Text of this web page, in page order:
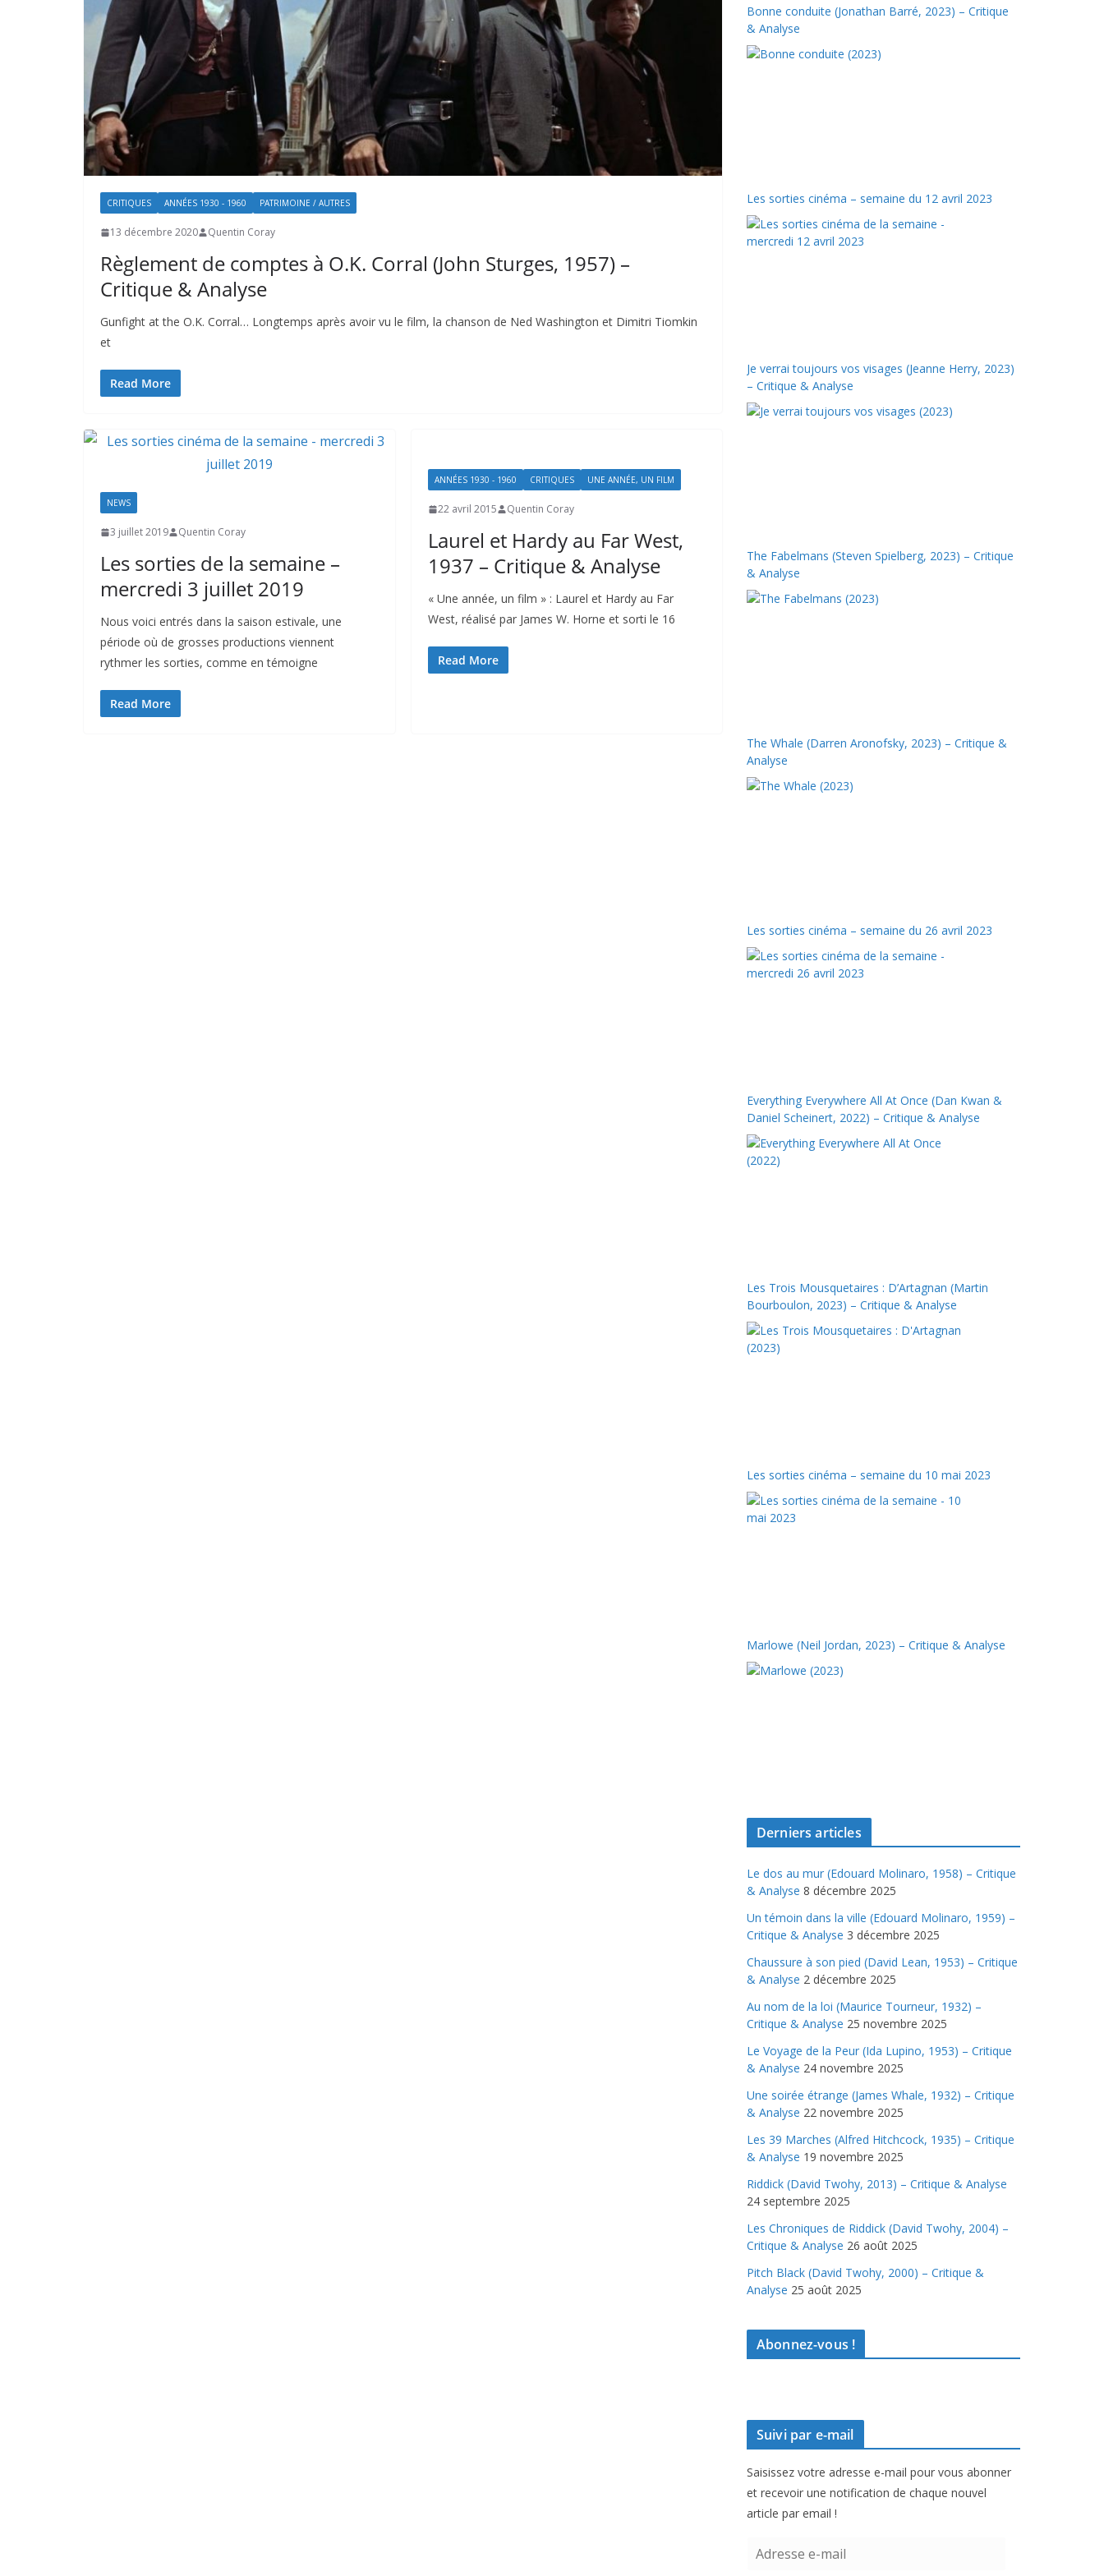
CRITIQUES ANNÉES 1930 - 1960 PATRIMOINE / AUTRES
13 décembre 2020 Quentin Coray
Règlement de comptes à O.K. Corral (John Sturges, 1957) –
Critique & Analyse
Gunfight at the O.K. Corral… Longtemps après avoir vu le film, la chanson de Ned Washington et Dimitri Tiomkin
et
Read More
NEWS
3 juillet 2019 Quentin Coray
Les sorties de la semaine –
mercredi 3 juillet 2019
Nous voici entrés dans la saison estivale, une
période où de grosses productions viennent
rythmer les sorties, comme en témoigne
Read More
ANNÉES 1930 - 1960 CRITIQUES UNE ANNÉE, UN FILM
22 avril 2015 Quentin Coray
Laurel et Hardy au Far West,
1937 – Critique & Analyse
« Une année, un film » : Laurel et Hardy au Far
West, réalisé par James W. Horne et sorti le 16
Read More
Bonne conduite (Jonathan Barré, 2023) – Critique
& Analyse
Les sorties cinéma – semaine du 12 avril 2023
Je verrai toujours vos visages (Jeanne Herry, 2023)
– Critique & Analyse
The Fabelmans (Steven Spielberg, 2023) – Critique
& Analyse
The Whale (Darren Aronofsky, 2023) – Critique &
Analyse
Les sorties cinéma – semaine du 26 avril 2023
Everything Everywhere All At Once (Dan Kwan &
Daniel Scheinert, 2022) – Critique & Analyse
Les Trois Mousquetaires : D’Artagnan (Martin
Bourboulon, 2023) – Critique & Analyse
Les sorties cinéma – semaine du 10 mai 2023
Marlowe (Neil Jordan, 2023) – Critique & Analyse
Derniers articles
Le dos au mur (Edouard Molinaro, 1958) – Critique
& Analyse 8 décembre 2025
Un témoin dans la ville (Edouard Molinaro, 1959) –
Critique & Analyse 3 décembre 2025
Chaussure à son pied (David Lean, 1953) – Critique
& Analyse 2 décembre 2025
Au nom de la loi (Maurice Tourneur, 1932) –
Critique & Analyse 25 novembre 2025
Le Voyage de la Peur (Ida Lupino, 1953) – Critique
& Analyse 24 novembre 2025
Une soirée étrange (James Whale, 1932) – Critique
& Analyse 22 novembre 2025
Les 39 Marches (Alfred Hitchcock, 1935) – Critique
& Analyse 19 novembre 2025
Riddick (David Twohy, 2013) – Critique & Analyse
24 septembre 2025
Les Chroniques de Riddick (David Twohy, 2004) –
Critique & Analyse 26 août 2025
Pitch Black (David Twohy, 2000) – Critique &
Analyse 25 août 2025
Abonnez-vous !
Suivi par e-mail
Saisissez votre adresse e-mail pour vous abonner
et recevoir une notification de chaque nouvel
article par email !